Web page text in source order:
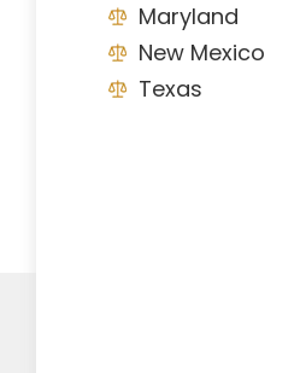
Maryland
New Mexico
Texas